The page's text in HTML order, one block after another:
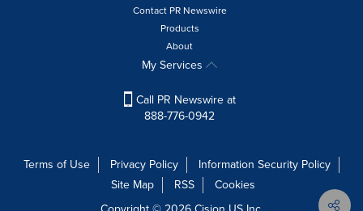
Contact PR Newswire
Products
About
My Services
Call PR Newswire at
888-776-0942
Terms of Use Privacy Policy
Information Security Policy
Site Map
RSS
Cookies